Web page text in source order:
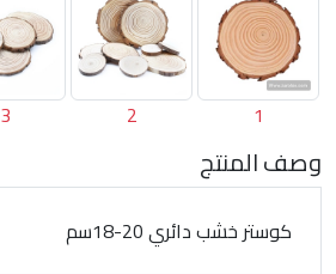
1
2
3
وصف المنتج
كوستر خشب دائري 20-18سم